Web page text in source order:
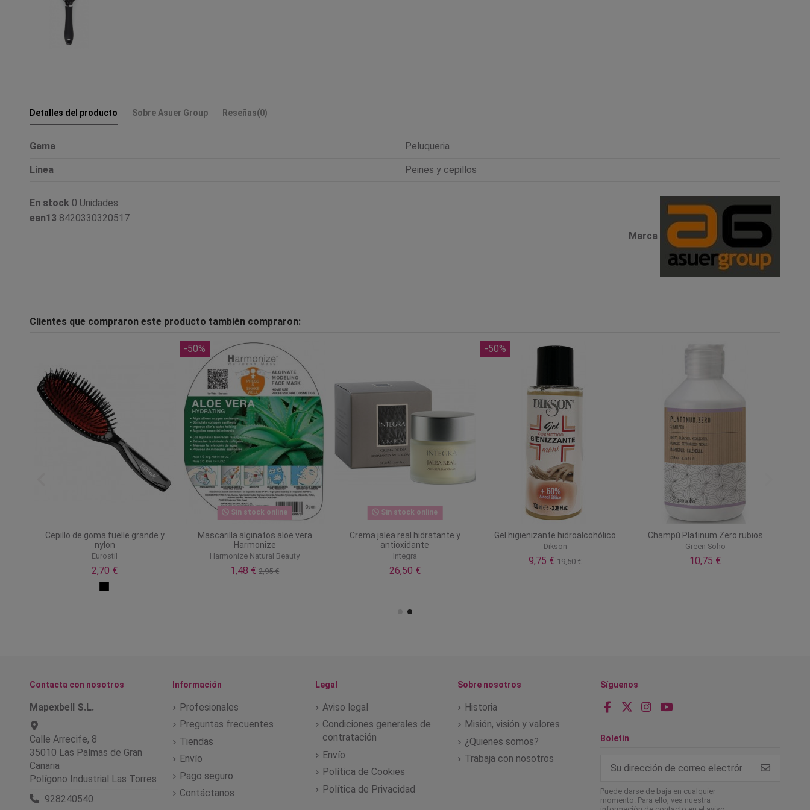
Detalles del producto Sobre Asuer Group Reseñas(0)
Gama Peluqueria
Linea Peines y cepillos
Marca
En stock 0 Unidades
ean13 8420330320517
Clientes que compraron este producto también compraron:
Cepillo de goma fuelle grande y
nylon
Eurostil
2,70 €
-50%
Sin stock online
Mascarilla alginatos aloe vera
Harmonize
Harmonize Natural Beauty
1,48 €2,95 €
Sin stock online
Crema jalea real hidratante y
antioxidante
Integra
26,50 €
-50%
Gel higienizante hidroalcohólico
Dikson
9,75 €19,50 €
Champú Platinum Zero rubios
Green Soho
10,75 €
Contacta con nosotros
Mapexbell S.L.
Calle Arrecife, 8
35010 Las Palmas de Gran
Canaria
Polígono Industrial Las Torres
928240540
Información
Profesionales
Preguntas frecuentes
Tiendas
Envío
Pago seguro
Contáctanos
Legal
Aviso legal
Condiciones generales de
contratación
Envío
Política de Cookies
Política de Privacidad
Sobre nosotros
Historia
Misión, visión y valores
¿Quienes somos?
Trabaja con nosotros
Síguenos
Boletín
Puede darse de baja en cualquier
momento. Para ello, vea nuestra